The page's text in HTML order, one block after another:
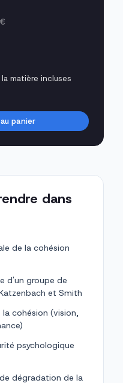
matière incluses
panier
dans
de la cohésion
d'un groupe de
et Smith
cohésion (vision,
psychologique
dégradation de la